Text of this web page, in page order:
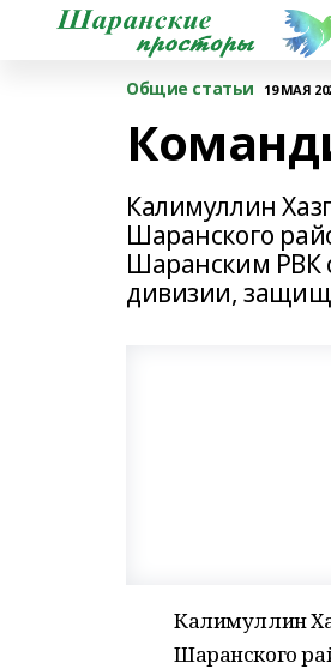
Общие статьи 19 МАЯ
Калимуллин
Шаранского
Шаранским РВК
дивизии,
Калимуллин
Шаранского